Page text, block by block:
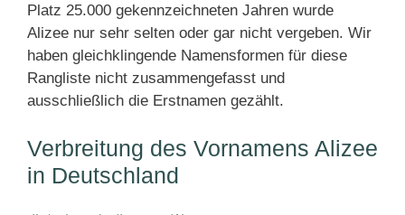
Platz 25.000 gekennzeichneten Jahren wurde
Alizee nur sehr selten oder gar nicht vergeben. Wir
haben gleichklingende Namensformen für diese
Rangliste nicht zusammengefasst und
ausschließlich die Erstnamen gezählt.
Verbreitung des Vornamens Alizee
in Deutschland